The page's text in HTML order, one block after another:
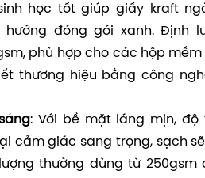
học tốt giúp giấy kraft
hướng đóng gói xanh. Định
phù hợp cho các hộp
thương hiệu bằng công
: Với bề mặt láng mịn,
cảm giác sang trọng, sạch
thường dùng từ 250gsm